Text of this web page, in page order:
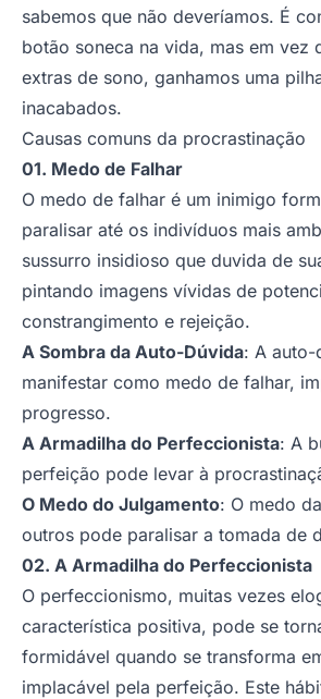
sabemos que não deveríamos. É
botão soneca na vida, mas em vez
extras de sono, ganhamos uma
inacabados.
Causas comuns da procrastinação
01. Medo de Falhar
O medo de falhar é um inimigo
paralisar até os indivíduos mais
sussurro insidioso que duvida de
pintando imagens vívidas de
constrangimento e rejeição.
A Sombra da Auto-Dúvida: A auto-
manifestar como medo de falhar,
progresso.
A Armadilha do Perfeccionista: A
perfeição pode levar à
O Medo do Julgamento: O medo
outros pode paralisar a tomada de
02. A Armadilha do Perfeccionista
O perfeccionismo, muitas vezes
característica positiva, pode se
formidável quando se transforma
implacável pela perfeição. Este